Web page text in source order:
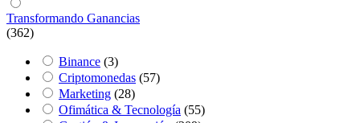
Transformando Ganancias
(362)
Binance (3)
Criptomonedas (57)
Marketing (28)
Ofimática & Tecnología (55)